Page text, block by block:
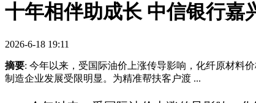
十年相伴助成长 中信银行嘉
2026-6-18 19:11
摘要: 今年以来，受国际油价上涨传导影响，化纤原材料
制造企业发展受限明显。为精准帮扶客户渡 ...